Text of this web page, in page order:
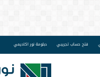
فتح حساب تجريبي دبلومة نور اكاديمي